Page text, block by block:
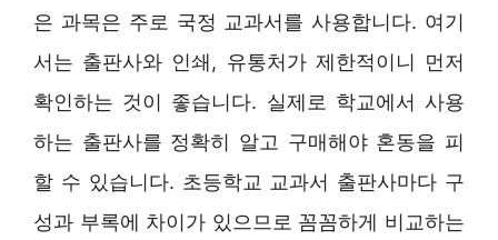
은 과목은 주로 국정 교과서를 사용합니다. 여기
서는 출판사와 인쇄, 유통처가 제한적이니 먼저
확인하는 것이 좋습니다. 실제로 학교에서 사용
하는 출판사를 정확히 알고 구매해야 혼동을 피
할 수 있습니다. 초등학교 교과서 출판사마다 구
성과 부록에 차이가 있으므로 꼼꼼하게 비교하는